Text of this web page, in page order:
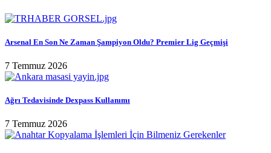
Arsenal En Son Ne Zaman Şampiyon Oldu? Premier Lig Geçmişi
7 Temmuz 2026
Ağrı Tedavisinde Dexpass Kullanımı
7 Temmuz 2026